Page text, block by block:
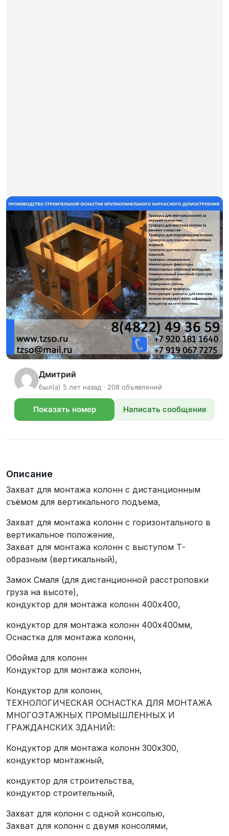
Дмитрий
был(а) 5 лет назад · 208 объявлений
Показать номер Написать сообщение
Описание
Захват для монтажа колонн с дистанционным
съёмом для вертикального подъема,
Захват для монтажа колонн с горизонтального в
вертикальное положение,
Захват для монтажа колонн с выступом Т-
образным (вертикальный),
Замок Смаля (для дистанционной расстроповки
груза на высоте),
кондуктор для монтажа колонн 400х400,
кондуктор для монтажа колонн 400х400мм,
Оснастка для монтажа колонн,
Обойма для колонн
Кондуктор для монтажа колонн,
Кондуктор для колонн,
ТЕХНОЛОГИЧЕСКАЯ ОСНАСТКА ДЛЯ МОНТАЖА
МНОГОЭТАЖНЫХ ПРОМЫШЛЕННЫХ И
ГРАЖДАНСКИХ ЗДАНИЙ:
Кондуктор для монтажа колонн 300х300,
кондуктор монтажный,
кондуктор для строительства,
кондуктор строительный,
Захват для колонн с одной консолью,
Захват для колонн с двумя консолями,